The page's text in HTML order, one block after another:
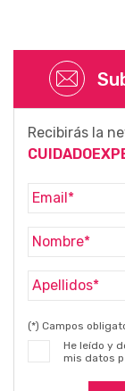
Recibirás la
(*) Campos
He leído y
mis datos